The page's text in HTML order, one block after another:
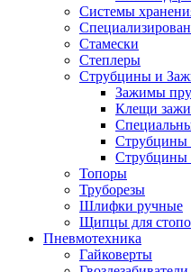
Системы
Стамески
Степлеры
Струбцины и
Зажимы
Клещи
Струбцины
Струбцины
Топоры
Труборезы
Шлифки ручные
Щипцы для
Пневмотехника
Гайковерты